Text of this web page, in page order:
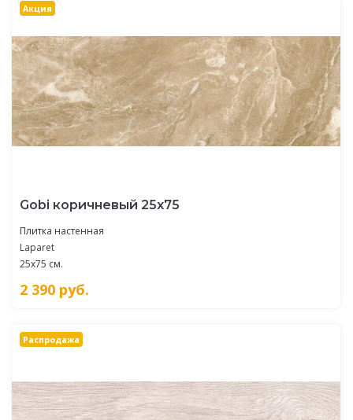
Акция
Gobi коричневый 25х75
Плитка настенная
Laparet
25x75 см.
2 390 руб.
Распродажа